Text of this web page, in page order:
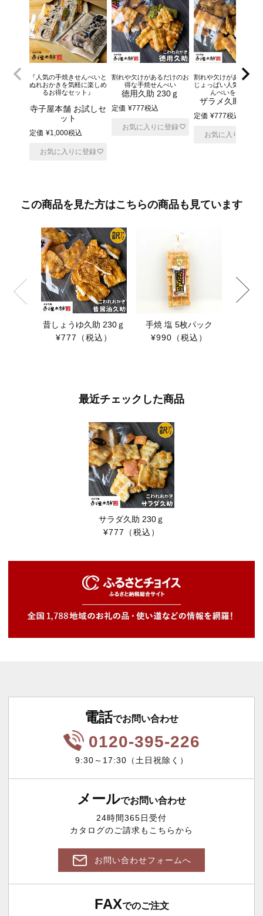
『人気の手焼きせんべいと
ぬれおかきを気軽に楽しめ
るお得なセット』
寺子屋本舗 お試しセ
ット
定価 ¥1,000税込
お気に入りに登録
割れや欠けがあるだけのお
得な手焼せんべい
徳用久助 230ｇ
定価 ¥777税込
お気に入りに登録
割れや欠けがあるだけ
じょっぱい人気のザラ
んべいをお得に
ザラメ久助 230
定価 ¥777税込
お気に入りに登録
この商品を見た方はこちらの商品も見ています
昔しょうゆ久助 230ｇ
¥777
（税込）
手焼 塩 5枚パック
¥990 （税込）
最近チェックした商品
サラダ久助 230ｇ
¥777
（税込）
電話でお問い合わせ
0120-395-226
9:30～17:30（土日祝除く）
メールでお問い合わせ
24時間365日受付
カタログのご請求もこちらから
お問い合わせフォームへ
FAXでのご注文